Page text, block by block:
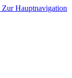
Zur Hauptnavigation